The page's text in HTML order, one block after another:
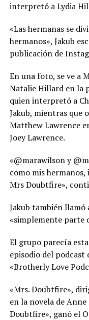
interpretó a Lydia
«Las hermanas se
hermanos», Jakub
publicación de
En una foto, se ve a
Natalie Hillard en la
quien interpretó a
Jakub, mientras que
Matthew Lawrence
Joey Lawrence.
«@marawilson y
como mis
Mrs Doubtfire»,
Jakub también llamó
«simplemente parte
El grupo parecía
episodio del podcast
«Brotherly Love
«Mrs. Doubtfire»,
en la novela de
Doubtfire», ganó el